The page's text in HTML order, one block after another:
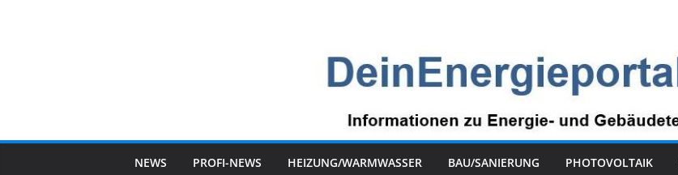
NEWS PROFI-NEWS HEIZUNG/WARMWASSER BAU/SANIERUNG PHOTOVOLTAIK